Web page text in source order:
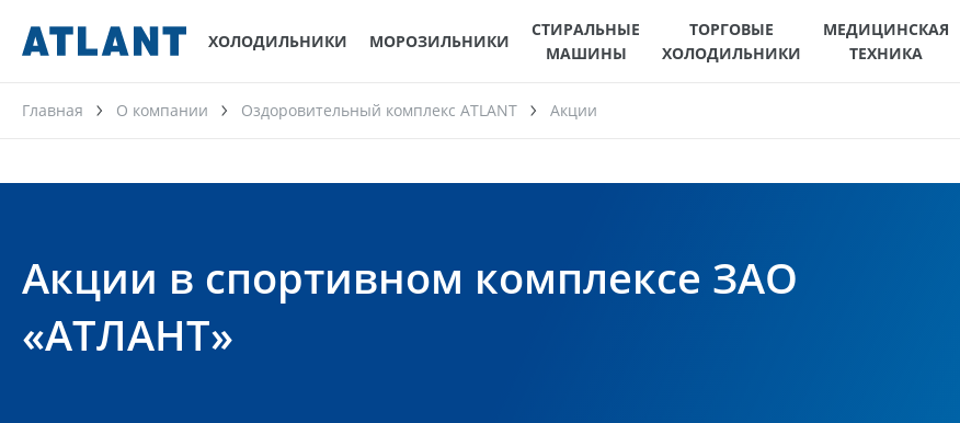
ХОЛОДИЛЬНИКИ МОРОЗИЛЬНИКИ
СТИРАЛЬНЫЕ
МАШИНЫ
ТОРГОВЫЕ
ХОЛОДИЛЬНИКИ
МЕДИЦИНСКАЯ
ТЕХНИКА
Главная О компании Оздоровительный комплекс ATLANT Акции
Акции в спортивном комплексе ЗАО
«АТЛАНТ»